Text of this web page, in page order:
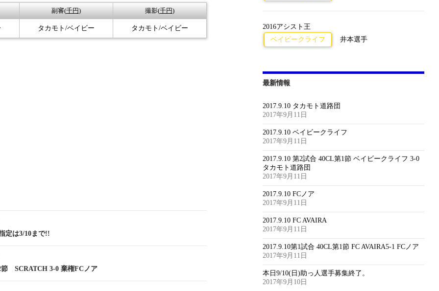
副審(千円) 撮影(千円)
タカモト/ベイビー タカモト/ベイビー
定は3/10まで!!
節 SCRATCH 3-0 棄権FCノア
2016アシスト王
ベイビークライフ
井本選手
最新情報
2017.9.10 タカモト道路団
2017年9月11日
2017.9.10 ベイビークライフ
2017年9月11日
2017.9.10 第2試合 40CL第1節 ベイビークライフ 3-0
タカモト道路団
2017年9月11日
2017.9.10 FCノア
2017年9月11日
2017.9.10 FC AVAIRA
2017年9月11日
2017.9.10第1試合 40CL第1節 FC AVAIRA5-1 FCノア
2017年9月11日
本日9/10(日)助っ人選手募集終了。
2017年9月10日